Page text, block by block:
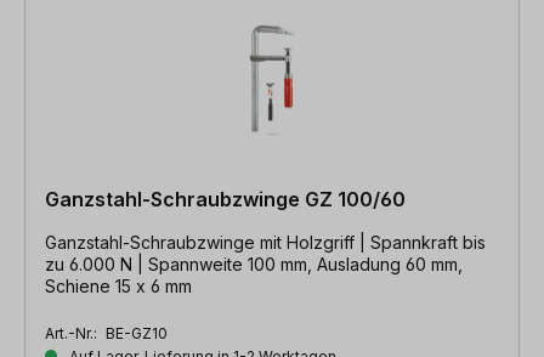
Ganzstahl-Schraubzwinge GZ 100/60
Ganzstahl-Schraubzwinge mit Holzgriff | Spannkraft bis
zu 6.000 N | Spannweite 100 mm, Ausladung 60 mm,
Schiene 15 x 6 mm
Art.-Nr.: BE-GZ10